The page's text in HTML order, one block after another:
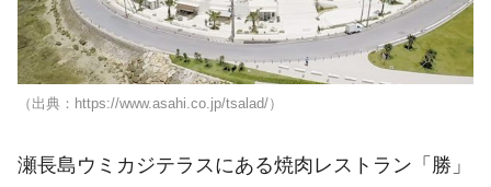
（出典：https://www.asahi.co.jp/tsalad/）
瀬長島ウミカジテラスにある焼肉レストラン「勝」